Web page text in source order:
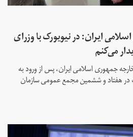
ایران: در نیویورک با وزرای
می‌کنم
جمهوری اسلامی ایران، پس از ورود به
هفتاد و ششمین مجمع عمومی سازمان